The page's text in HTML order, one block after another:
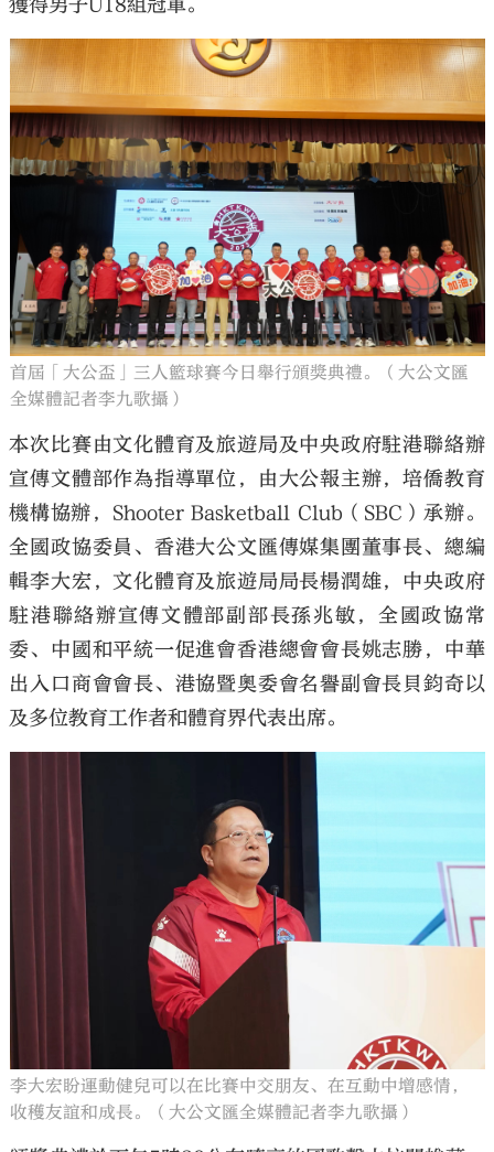
獲得男子U18組冠軍。
首屆「大公盃」三人籃球賽今日舉行頒獎典禮。（大公文匯
全媒體記者李九歌攝）
本次比賽由文化體育及旅遊局及中央政府駐港聯絡辦
宣傳文體部作為指導單位，由大公報主辦，培僑教育
機構協辦，Shooter Basketball Club（SBC）承辦。
全國政協委員、香港大公文匯傳媒集團董事長、總編
輯李大宏，文化體育及旅遊局局長楊潤雄，中央政府
駐港聯絡辦宣傳文體部副部長孫兆敏，全國政協常
委、中國和平統一促進會香港總會會長姚志勝，中華
出入口商會會長、港協暨奧委會名譽副會長貝鈞奇以
及多位教育工作者和體育界代表出席。
李大宏盼運動健兒可以在比賽中交朋友、在互動中增感情，
收穫友誼和成長。（大公文匯全媒體記者李九歌攝）